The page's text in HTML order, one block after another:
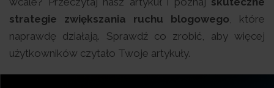
strategie zwiększania ruchu blogowego , które
naprawdę działają. Sprawdź co zrobić, aby więcej
użytkowników czytało Twoje artykuły.